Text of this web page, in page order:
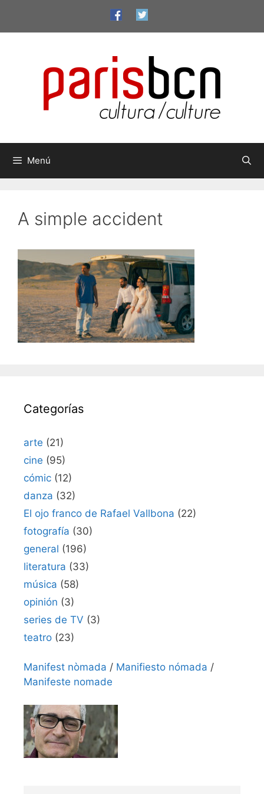
contenido
Menú
A simple accident
Categorías
arte (21)
cine (95)
cómic (12)
danza (32)
El ojo franco de Rafael Vallbona (22)
fotografía (30)
general (196)
literatura (33)
música (58)
opinión (3)
series de TV (3)
teatro (23)
Manifest nòmada / Manifiesto nómada /
Manifeste nomade